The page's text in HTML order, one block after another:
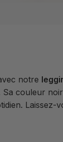
notre
Sa couleur
Laissez-